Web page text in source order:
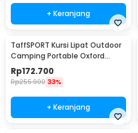
+ Keranjang
TaffSPORT Kursi Lipat Outdoor
Camping Portable Oxford
Folding Chair Low - SF733
Rp172.700
Rp255.900 33%
+ Keranjang